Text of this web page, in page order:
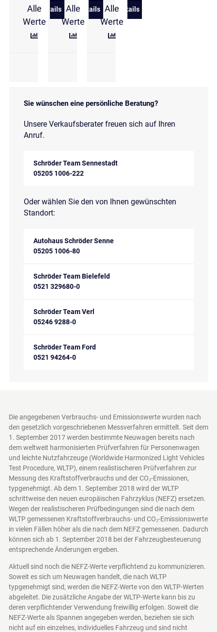
Alle
Werte
Details
zu Volkswagen ID.3 (E11/E12)(01.2023->2026) Pro
Alle
Werte
Details
zu Volkswagen ID.3 Pro 150 kW (204
Alle
Werte
Details
zu Volkswagen ID.3 Pro
Sie wünschen eine persönliche Beratung?
Unsere Verkaufsberater freuen sich auf Ihren
Anruf.
Schröder Team Sennestadt
05205 1006-222
Oder wählen Sie den von Ihnen gewünschten
Standort:
Autohaus Schröder Senne
05205 1006-80
Schröder Team Bielefeld
0521 329680-0
Schröder Team Verl
05246 9288-0
Schröder Team Ford
0521 94264-0
Die angegebenen Verbrauchs- und Emissionswerte wurden nach
den gesetzlich vorgeschriebenen Messverfahren ermittelt. Seit dem
1. September 2017 werden bestimmte Neuwagen bereits nach
dem weltweit harmonisierten Prüfverfahren für Personenwagen
und leichte Nutzfahrzeuge (Worldwide Harmonized Light Vehicles
Test Procedure, WLTP), einem realistischeren Prüfverfahren zur
Messung des Kraftstoffverbrauchs und der CO₂-Emissionen,
typgenehmigt. Ab dem 1. September 2018 wird der WLTP
schrittweise den neuen europäischen Fahrzyklus (NEFZ) ersetzen.
Wegen der realistischeren Prüfbedingungen sind die nach dem
WLTP gemessenen Kraftstoffverbrauchs- und CO₂-Emissionswerte
in vielen Fällen höher als die nach dem NEFZ gemessenen. Dadurch
können sich ab 1. September 2018 bei der Fahrzeugbesteuerung
entsprechende Änderungen ergeben.
Aktuell sind noch die NEFZ-Werte verpflichtend zu kommunizieren.
Soweit es sich um Neuwagen handelt, die nach WLTP
typgenehmigt sind, werden die NEFZ-Werte von den WLTP-Werten
abgeleitet. Die zusätzliche Angabe der WLTP-Werte kann bis zu
deren verpflichtender Verwendung freiwillig erfolgen. Soweit die
NEFZ-Werte als Spannen angegeben werden, beziehen sie sich
nicht auf ein einzelnes, individuelles Fahrzeug und sind nicht